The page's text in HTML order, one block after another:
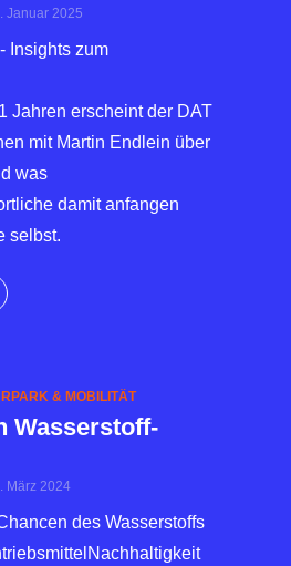
Januar 2025
Insights zum
Jahren erscheint der DAT
mit Martin Endlein über
was
damit anfangen
selbst.
& MOBILITÄT
Wasserstoff-
März 2024
des Wasserstoffs